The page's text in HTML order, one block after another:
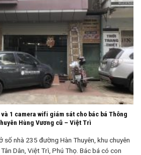
và 1 camera wifi giám sát cho bác bá Thông
Hùng Vương cũ – Việt Trì
số nhà 235 đường Hàn Thuyên, khu chuyên
Dân, Việt Trì, Phú Thọ. Bác bá có con